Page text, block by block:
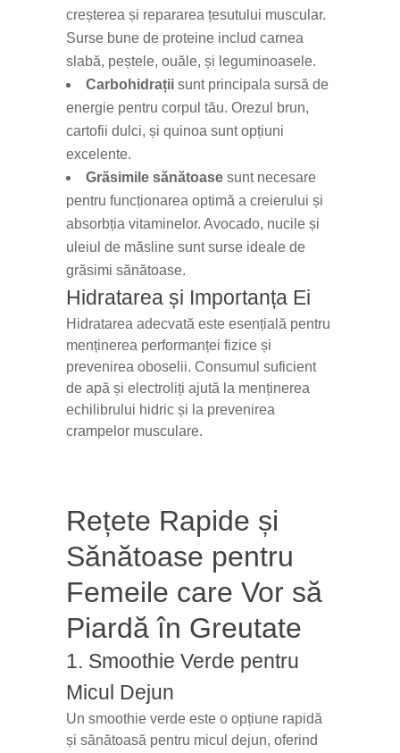
creșterea și repararea țesutului muscular.
Surse bune de proteine includ carnea
slabă, peștele, ouăle, și leguminoasele.
Carbohidrații sunt principala sursă de
energie pentru corpul tău. Orezul brun,
cartofii dulci, și quinoa sunt opțiuni
excelente.
Grăsimile sănătoase sunt necesare
pentru funcționarea optimă a creierului și
absorbția vitaminelor. Avocado, nucile și
uleiul de măsline sunt surse ideale de
grăsimi sănătoase.
Hidratarea și Importanța Ei
Hidratarea adecvată este esențială pentru
menținerea performanței fizice și
prevenirea oboselii. Consumul suficient
de apă și electroliți ajută la menținerea
echilibrului hidric și la prevenirea
crampelor musculare.
Rețete Rapide și
Sănătoase pentru
Femeile care Vor să
Piardă în Greutate
1. Smoothie Verde pentru
Micul Dejun
Un smoothie verde este o opțiune rapidă
și sănătoasă pentru micul dejun, oferind